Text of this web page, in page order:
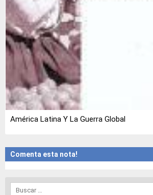
América Latina Y La Guerra Global
Comenta esta nota!